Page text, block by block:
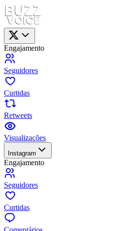
Engajamento
Seguidores
Curtidas
Retweets
Visualizações
Instagram
Engajamento
Seguidores
Curtidas